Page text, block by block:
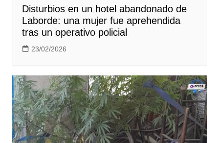
Disturbios en un hotel abandonado de
Laborde: una mujer fue aprehendida
tras un operativo policial
23/02/2026